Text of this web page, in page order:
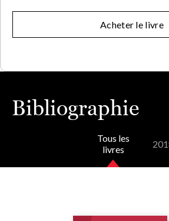
Acheter le livre
Bibliographie
Tous les
livres